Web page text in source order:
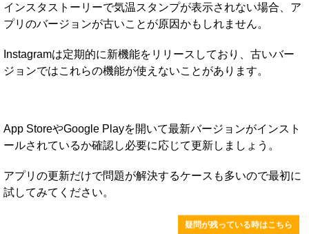
インスタストーリーで気温スタンプが表示されない場合、ア
プリのバージョンが古いことが原因かもしれません。
Instagramは定期的に新機能をリリースしており、古いバー
ジョンではこれらの機能が使えないことがあります。
App StoreやGoogle Playを開いて最新バージョンがインスト
ールされているか確認し必要に応じて更新しましょう。
アプリの更新だけで問題が解決するケースも多いので最初に
試してみてください。
疑問が残っている時はこちら